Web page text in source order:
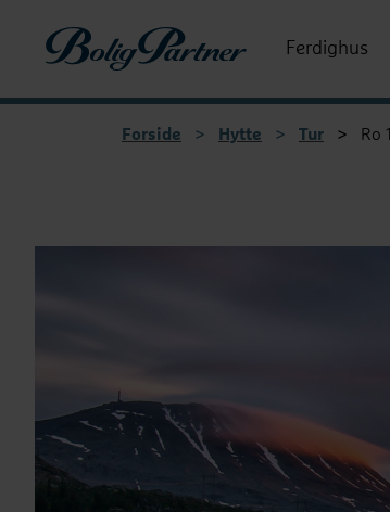
Boligpartner Ferdighus
Forside > Hytte > Tur > Ro 1